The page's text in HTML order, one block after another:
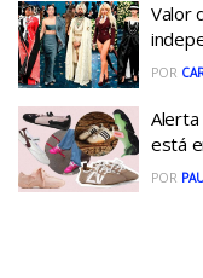
Valor
POR
está
POR